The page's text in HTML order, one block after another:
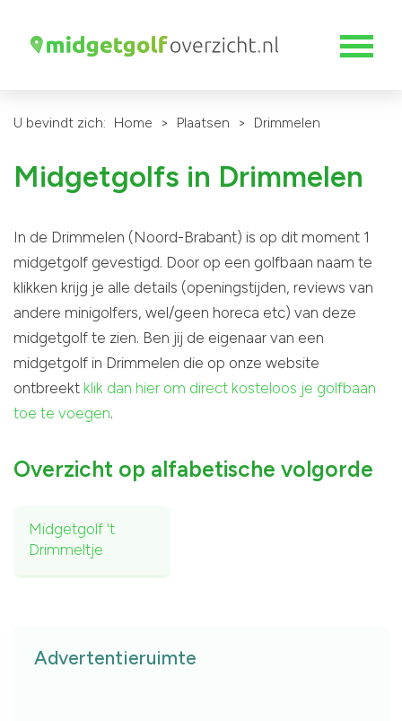
U bevindt zich: Home > Plaatsen > Drimmelen
Midgetgolfs in Drimmelen
In de Drimmelen (Noord-Brabant) is op dit moment 1
midgetgolf gevestigd. Door op een golfbaan naam te
klikken krijg je alle details (openingstijden, reviews van
andere minigolfers, wel/geen horeca etc) van deze
midgetgolf te zien. Ben jij de eigenaar van een
midgetgolf in Drimmelen die op onze website
ontbreekt klik dan hier om direct kosteloos je golfbaan
toe te voegen.
Overzicht op alfabetische volgorde
Midgetgolf 't
Drimmeltje
Advertentieruimte